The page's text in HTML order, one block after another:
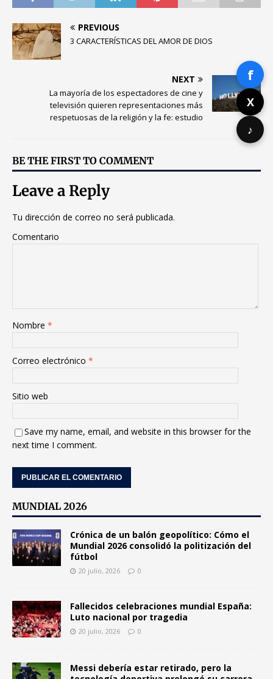
PREVIOUS
3 CARACTERÍSTICAS DEL AMOR DE DIOS
NEXT
La mayoría de los espectadores de cine y
televisión quieren representaciones más
respetuosas de la religión y la fe: estudio
BE THE FIRST TO COMMENT
Leave a Reply
Tu dirección de correo no será publicada.
Comentario
Nombre *
Correo electrónico *
Sitio web
Save my name, email, and website in this browser for the
next time I comment.
MUNDIAL 2026
Crónica de un balón geopolítico: Cómo el
Mundial 2026 consolidó la politización del
fútbol
20 julio, 2026 0
Fallecidos celebraciones mundial España:
Luto nacional por tragedia
20 julio, 2026 0
Messi debería estar retirado, pero la
f
X
♪